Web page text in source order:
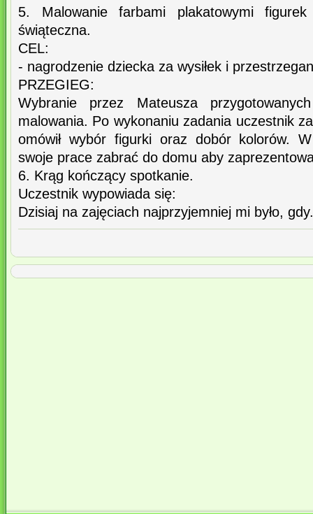
5. Malowanie farbami plakatowymi
świąteczna.
CEL:
- nagrodzenie dziecka za wysiłek i
PRZEGIEG:
Wybranie przez Mateusza
malowania. Po wykonaniu zadania uczestnik
omówił wybór figurki oraz dobór kolorów.
swoje prace zabrać do domu aby
6. Krąg kończący spotkanie.
Uczestnik wypowiada się:
Dzisiaj na zajęciach najprzyjemniej mi było,